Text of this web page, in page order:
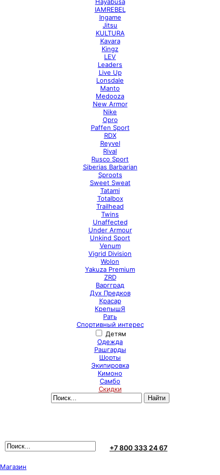
IAMREBEL
Ingame
Jitsu
KULTURA
Kavara
Kingz
LEV
Leaders
Live Up
Lonsdale
Manto
Medooza
New Armor
Nike
Opro
Paffen Sport
RDX
Reyvel
Rival
Rusco Sport
Siberias Barbarian
Sproots
Sweet Sweat
Tatami
Totalbox
Trailhead
Twins
Unaffected
Under Armour
Unkind Sport
Venum
Vigrid Division
Wolon
Yakuza Premium
ZRD
Варгград
Дух Предков
Красар
КрепышЯ
Рать
Спортивный интерес
Детям
Одежда
Рашгарды
Шорты
Экипировка
Кимоно
Самбо
Скидки
+7 800 333 24 67
Магазин